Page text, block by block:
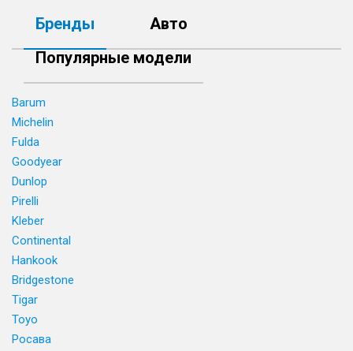
Бренды
Авто
Популярные модели
Barum
Michelin
Fulda
Goodyear
Dunlop
Pirelli
Kleber
Continental
Hankook
Bridgestone
Tigar
Toyo
Росава